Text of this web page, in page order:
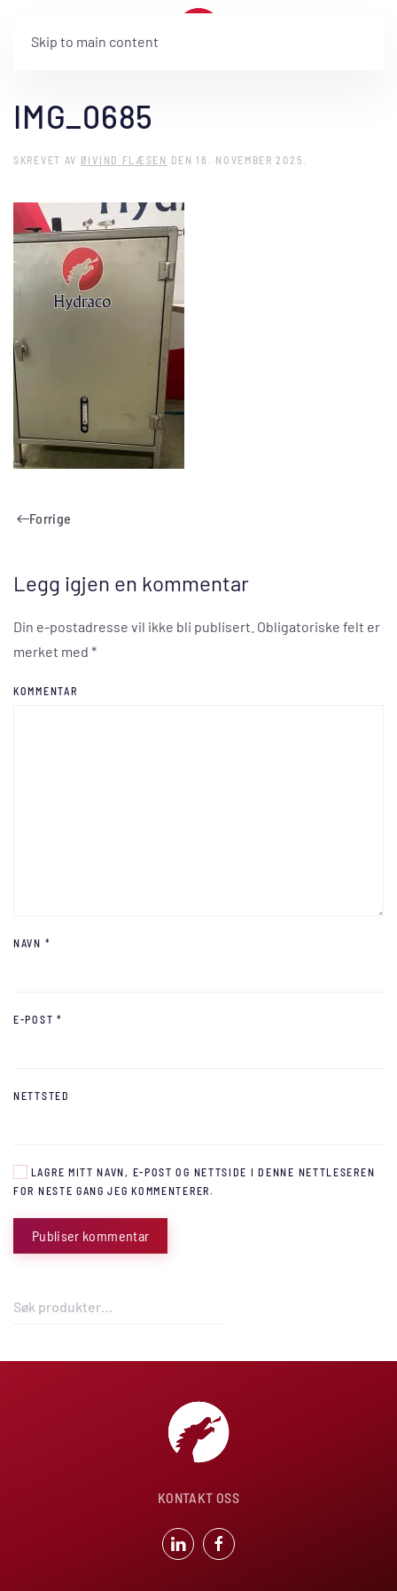
Skip to main content
IMG_0685
SKREVET AV ØIVIND FLÆSEN DEN18. NOVEMBER 2025 .
Forrige
Legg igjen en kommentar
Din e-postadresse vil ikke bli publisert. Obligatoriske felt er
merket med *
KOMMENTAR
NAVN *
E-POST *
NETTSTED
LAGRE MITT NAVN, E-POST OG NETTSIDE I DENNE NETTLESEREN
FOR NESTE GANG JEG KOMMENTERER.
Publiser kommentar
Søk
KONTAKT OSS